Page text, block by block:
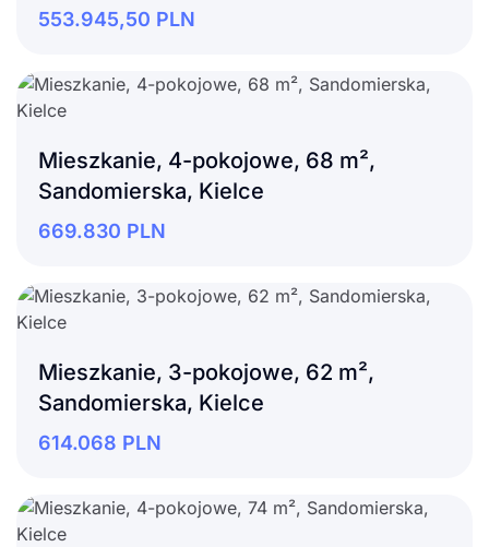
553.945,50 PLN
Mieszkanie, 4-pokojowe, 68 m²,
Sandomierska, Kielce
669.830 PLN
Mieszkanie, 3-pokojowe, 62 m²,
Sandomierska, Kielce
614.068 PLN